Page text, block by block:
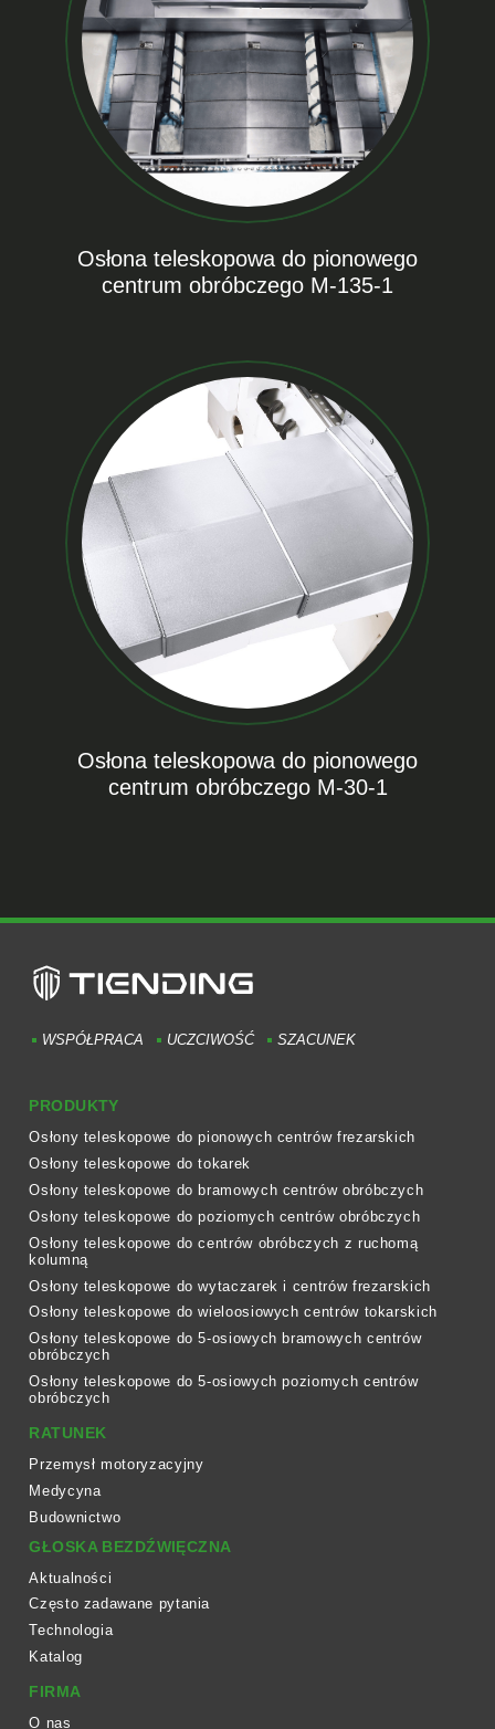
Osłona teleskopowa do pionowego
centrum obróbczego M-135-1
Osłona teleskopowa do pionowego
centrum obróbczego M-30-1
WSPÓŁPRACA UCZCIWOŚĆ SZACUNEK
PRODUKTY
Osłony teleskopowe do pionowych centrów frezarskich
Osłony teleskopowe do tokarek
Osłony teleskopowe do bramowych centrów obróbczych
Osłony teleskopowe do poziomych centrów obróbczych
Osłony teleskopowe do centrów obróbczych z ruchomą
kolumną
Osłony teleskopowe do wytaczarek i centrów frezarskich
Osłony teleskopowe do wieloosiowych centrów tokarskich
Osłony teleskopowe do 5-osiowych bramowych centrów
obróbczych
Osłony teleskopowe do 5-osiowych poziomych centrów
obróbczych
RATUNEK
Przemysł motoryzacyjny
Medycyna
Budownictwo
GŁOSKA BEZDŹWIĘCZNA
Aktualności
Często zadawane pytania
Technologia
Katalog
FIRMA
O nas